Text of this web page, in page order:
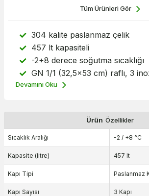
Tüm Ürünleri Gör
304 kalite paslanmaz çelik
457 lt kapasiteli
-2+8 derece soğutma sıcaklığı
GN 1/1 (32,5x53 cm) raflı, 3
Devamını Oku
Ürün Özellikler
Sıcaklık Aralığı -2 / +8 °C
Kapasite (litre) 457 lt
Kapı Tipi Paslanmaz
Kapı Sayısı 3 Kapı